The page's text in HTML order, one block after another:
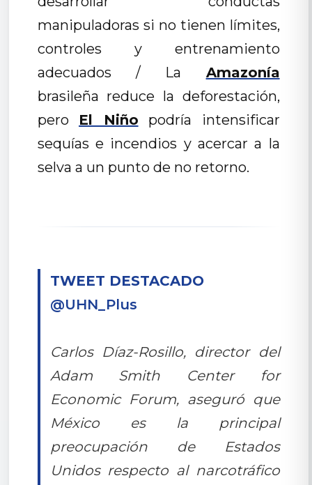
manipuladoras si no tienen límites,
controles y entrenamiento
adecuados / La Amazonía
brasileña reduce la deforestación,
pero El Niño podría intensificar
sequías e incendios y acercar a la
selva a un punto de no retorno.
TWEET DESTACADO
@UHN_Plus
Carlos Díaz-Rosillo, director del
Adam Smith Center for
Economic Forum, aseguró que
México es la principal
preocupación de Estados
Unidos respecto al narcotráfico